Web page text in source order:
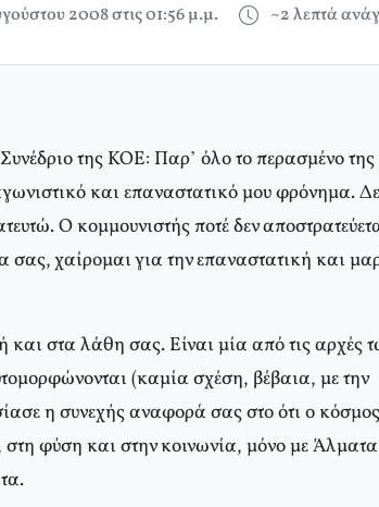
2008 στις 01:56 μ.μ. ~2 λεπτά
της KOE: Παρ’ όλο το περασμένο
και επαναστατικό μου φρόνημα.
O κομμουνιστής ποτέ δεν
χαίρομαι για την επαναστατική και
και στα λάθη σας. Eίναι μία από τις αρχές
(καμία σχέση, βέβαια, με την
η συνεχής αναφορά σας στο ότι ο
φύση και στην κοινωνία, μόνο με